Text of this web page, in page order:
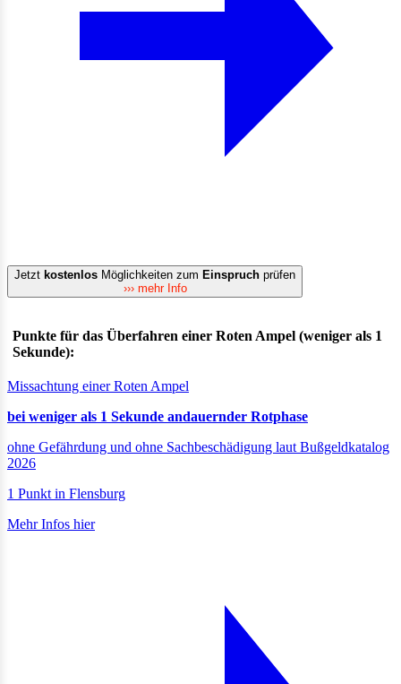
Jetzt kostenlos Möglichkeiten zum Einspruch prüfen
››› mehr Info
Punkte für das Überfahren einer Roten Ampel (weniger als 1
Sekunde):
Missachtung einer Roten Ampel
bei weniger als 1 Sekunde andauernder Rotphase
ohne Gefährdung und ohne Sachbeschädigung laut Bußgeldkatalog
2026
1 Punkt in Flensburg
Mehr Infos hier